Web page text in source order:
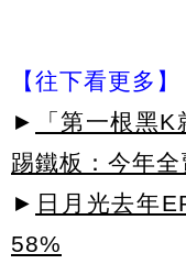
【往下看更多】
►
「第一根黑
踢鐵板：今年全
► 日月光去年
58%